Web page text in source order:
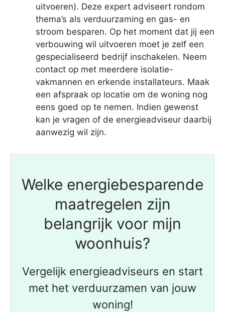
uitvoeren). Deze expert adviseert rondom
thema’s als verduurzaming en gas- en
stroom besparen. Op het moment dat jij een
verbouwing wil uitvoeren moet je zelf een
gespecialiseerd bedrijf inschakelen. Neem
contact op met meerdere isolatie-
vakmannen en erkende installateurs. Maak
een afspraak op locatie om de woning nog
eens goed op te nemen. Indien gewenst
kan je vragen of de energieadviseur daarbij
aanwezig wil zijn.
Welke energiebesparende
maatregelen zijn
belangrijk voor mijn
woonhuis?
Vergelijk energieadviseurs en start
met het verduurzamen van jouw
woning!